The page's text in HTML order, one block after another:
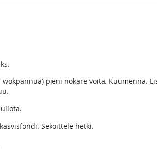
pieni nokare voita. Kuumenna.
Sekoittele hetki.